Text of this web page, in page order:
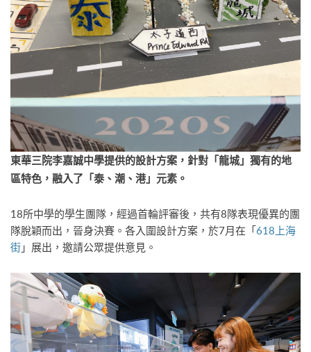
東華三院李嘉誠中學提供的設計方案，針對「龍城」獨有的地
區特色，融入了「泰、潮、港」元素。
18所中學的學生團隊，經過首輪評審後，共有8隊表現優異的團
隊脫穎而出，晉身決賽。各入圍設計方案，於7月在「618上海
街 」展出，邀請公眾提供意見。